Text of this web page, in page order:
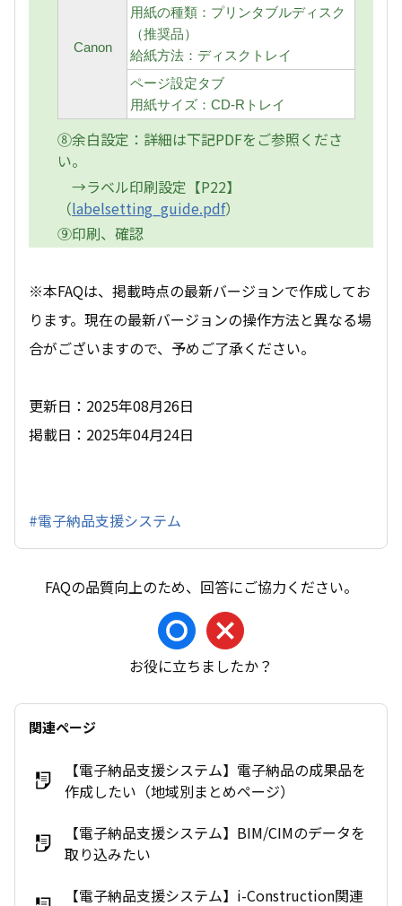
Canon
用紙の種類：プリンタブルディスク
（推奨品）
給紙方法：ディスクトレイ
ページ設定タブ
用紙サイズ：CD-Rトレイ
⑧余白設定：詳細は下記PDFをご参照くださ
い。
→ラベル印刷設定【P22】
（labelsetting_guide.pdf）
⑨印刷、確認
※本FAQは、掲載時点の最新バージョンで作成してお
ります。現在の最新バージョンの操作方法と異なる場
合がございますので、予めご了承ください。
更新日：2025年08月26日
掲載日：2025年04月24日
#電子納品支援システム
お役に立ちましたか？
関連ページ
【電子納品支援システム】電子納品の成果品を
作成したい（地域別まとめページ）
【電子納品支援システム】BIM/CIMのデータを
取り込みたい
【電子納品支援システム】i-Construction関連